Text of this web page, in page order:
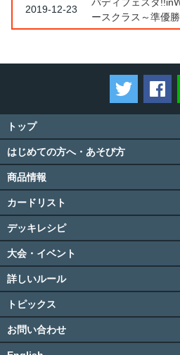
2019-12-23
ースクラス～準優勝
ツイー
トップ
はじめての方へ・あそび方
商品情報
カードリスト
デッキレシピ
大会・イベント
詳しいルール
トピックス
お問い合わせ